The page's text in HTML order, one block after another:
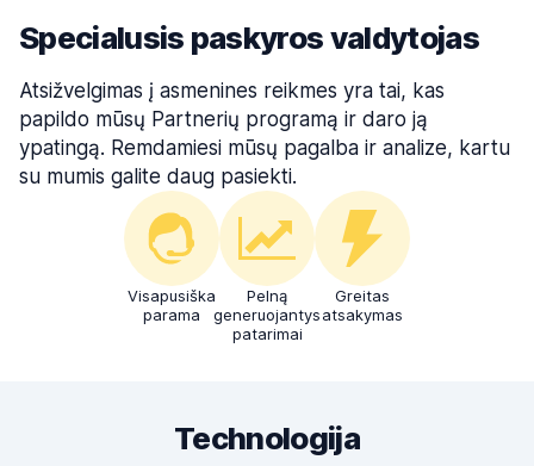
Visapusiška
parama
Pelną
generuojantys
patarimai
Greitas
atsakymas
Specialusis paskyros valdytojas
Atsižvelgimas į asmenines reikmes yra tai, kas
papildo mūsų Partnerių programą ir daro ją
ypatingą. Remdamiesi mūsų pagalba ir analize, kartu
su mumis galite daug pasiekti.
Technologija